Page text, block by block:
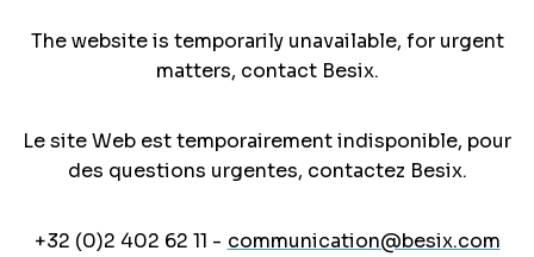
The website is temporarily unavailable, for urgent
matters, contact Besix.
Le site Web est temporairement indisponible, pour
des questions urgentes, contactez Besix.
+32 (0)2 402 62 11 - communication@besix.com